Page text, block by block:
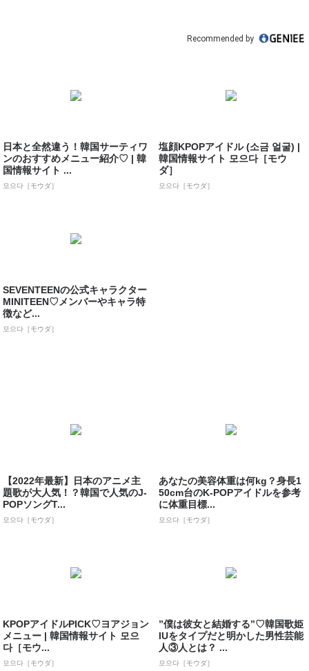
Recommended by
日本と全然違う！韓国サーティワ
ンのおすすめメニュー紹介♡ | 韓
国情報サイト ...
모으다［モウダ］
塩顔KPOPアイドル (소금 얼굴) |
韓国情報サイト 모으다［モウ
ダ］
모으다［モウダ］
SEVENTEENの公式キャラクター
MINITEEN♡メンバーやキャラ特
徴など...
모으다［モウダ］
【2022年最新】日本のアニメ主
題歌が大人気！？韓国で人気のJ-
POPソングT...
모으다［モウダ］
あなたの美容体重は何kg？身長1
50cm台のK-POPアイドルを参考
に体重目標...
모으다［モウダ］
KPOPアイドルPICK♡ヨアジョン
メニュー | 韓国情報サイト 모으
다［モウ...
모으다［モウダ］
”僕は彼女と結婚する”♡韓国歌姫
IUをタイプだと明かした男性芸能
人③人とは？ ...
모으다［モウダ］